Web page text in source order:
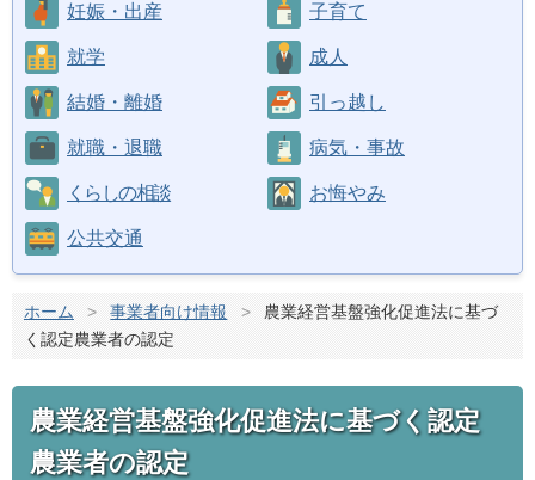
妊娠・出産 子育て
就学 成人
結婚・離婚 引っ越し
就職・退職 病気・事故
くらしの相談 お悔やみ
公共交通
ホーム > 事業者向け情報 >
農業経営基盤強化促進法に基づ
く認定農業者の認定
農業経営基盤強化促進法に基づく認定
農業者の認定